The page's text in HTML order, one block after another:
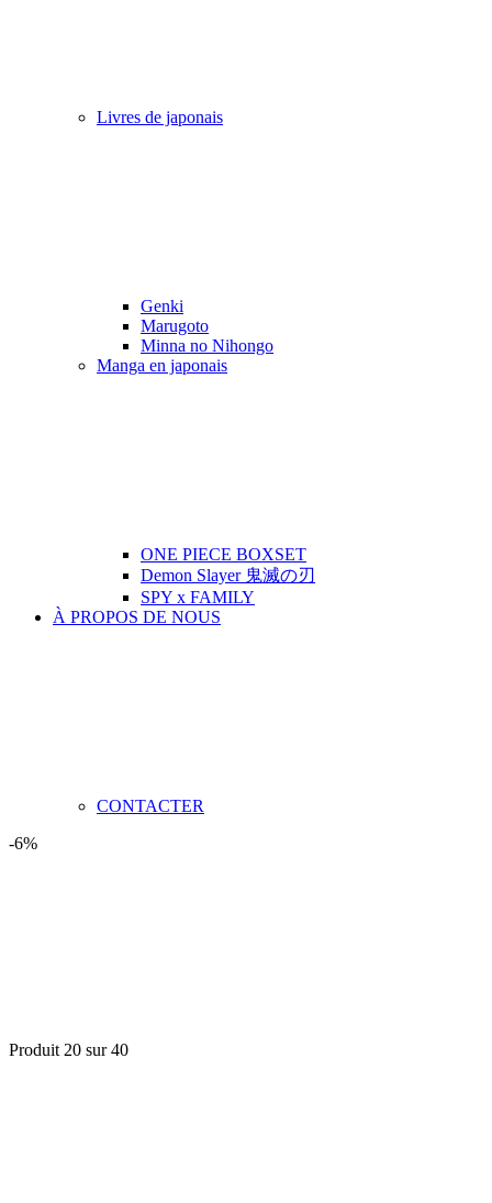
Livres de japonais
Genki
Marugoto
Minna no Nihongo
Manga en japonais
ONE PIECE BOXSET
Demon Slayer 鬼滅の刃
SPY x FAMILY
À PROPOS DE NOUS
CONTACTER
-6%
Produit 20 sur 40